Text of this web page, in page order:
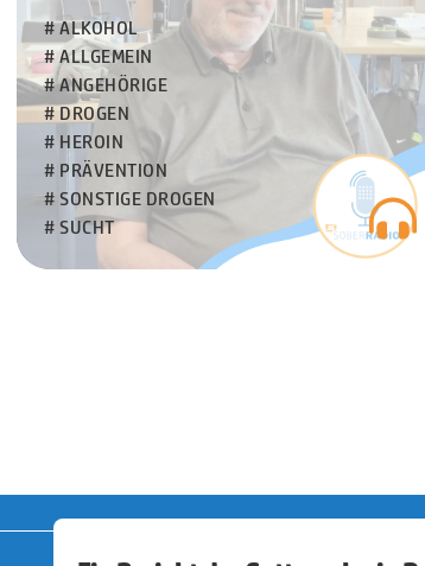
# ALKOHOL
# ALLGEMEIN
# ANGEHÖRIGE
# DROGEN
# HEROIN
# PRÄVENTION
# SONSTIGE DROGEN
# SUCHT